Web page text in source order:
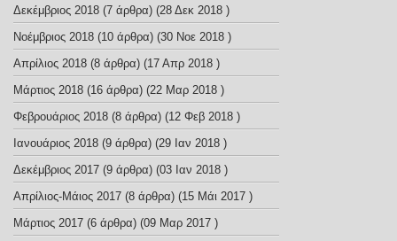
Δεκέμβριος 2018 (7 άρθρα) (28 Δεκ 2018 )
Νοέμβριος 2018 (10 άρθρα) (30 Νοε 2018 )
Απρίλιος 2018 (8 άρθρα) (17 Απρ 2018 )
Μάρτιος 2018 (16 άρθρα) (22 Μαρ 2018 )
Φεβρουάριος 2018 (8 άρθρα) (12 Φεβ 2018 )
Ιανουάριος 2018 (9 άρθρα) (29 Ιαν 2018 )
Δεκέμβριος 2017 (9 άρθρα) (03 Ιαν 2018 )
Απρίλιος-Μάιος 2017 (8 άρθρα) (15 Μάι 2017 )
Μάρτιος 2017 (6 άρθρα) (09 Μαρ 2017 )